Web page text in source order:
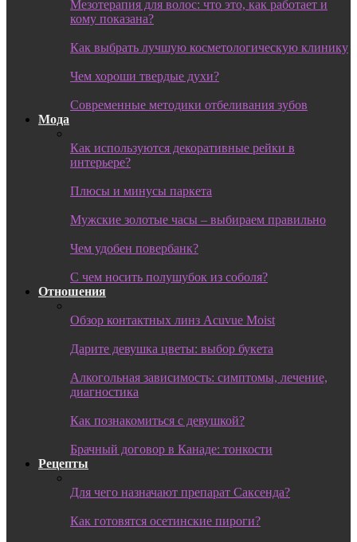
Мезотерапия для волос: что это, как работает и
кому показана?
Как выбрать лучшую косметологическую клинику
Чем хороши твердые духи?
Современные методики отбеливания зубов
Мода
Как используются декоративные рейки в
интерьере?
Плюсы и минусы паркета
Мужские золотые часы – выбираем правильно
Чем удобен повербанк?
С чем носить полушубок из соболя?
Отношения
Обзор контактных линз Acuvue Moist
Дарите девушка цветы: выбор букета
Алкогольная зависимость: симптомы, лечение,
диагностика
Как познакомиться с девушкой?
Брачный договор в Канаде: тонкости
Рецепты
Для чего назначают препарат Саксенда?
Как готовятся осетинские пироги?